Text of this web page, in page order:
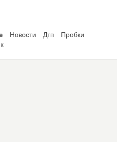
Новости Дтп
Пробки